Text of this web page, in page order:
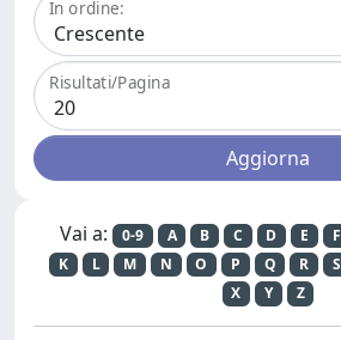
In ordine:
Risultati/Pagina
Vai a: 0-9 A B C D E F
K
L M N O P Q R S
X
Y Z